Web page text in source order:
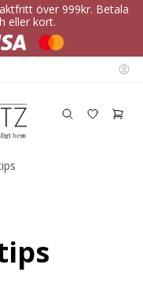
över 999kr. Betala
eller kort.